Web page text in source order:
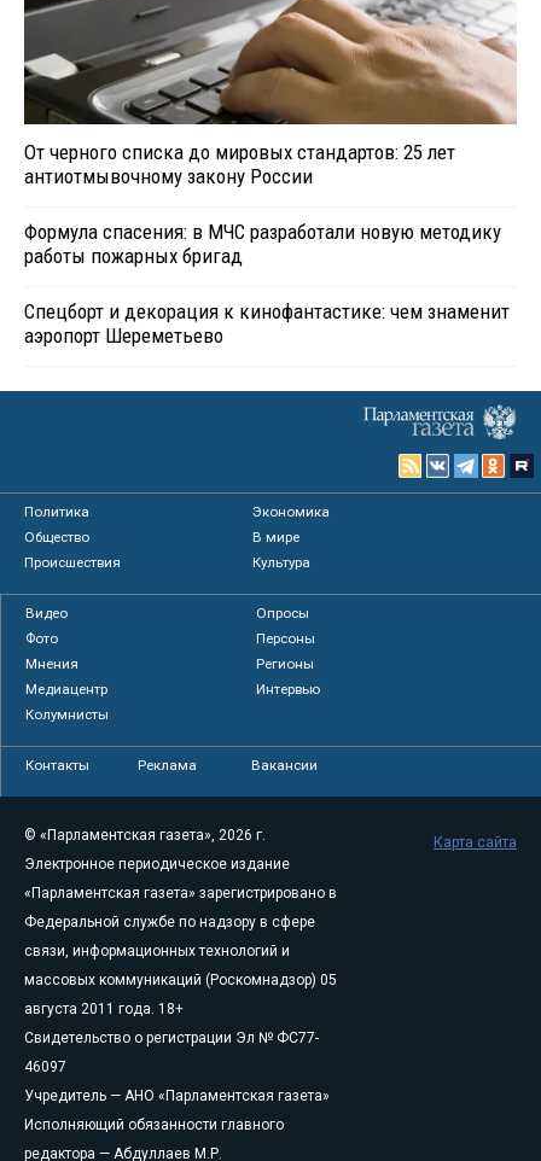
От черного списка до мировых стандартов: 25 лет
антиотмывочному закону России
Формула спасения: в МЧС разработали новую методику
работы пожарных бригад
Спецборт и декорация к кинофантастике: чем знаменит
аэропорт Шереметьево
Политика
Экономика
Общество
В мире
Происшествия
Культура
Видео
Опросы
Фото
Персоны
Мнения
Регионы
Медиацентр
Интервью
Колумнисты
Контакты Реклама Вакансии
© «Парламентская газета», 2026 г.
Электронное периодическое издание
«Парламентская газета» зарегистрировано в
Федеральной службе по надзору в сфере
связи, информационных технологий и
массовых коммуникаций (Роскомнадзор) 05
августа 2011 года. 18+
Свидетельство о регистрации Эл № ФС77-
46097
Учредитель — АНО «Парламентская газета»
Исполняющий обязанности главного
редактора — Абдуллаев М.Р.
Карта сайта